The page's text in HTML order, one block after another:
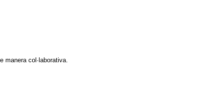
manera col·laborativa.